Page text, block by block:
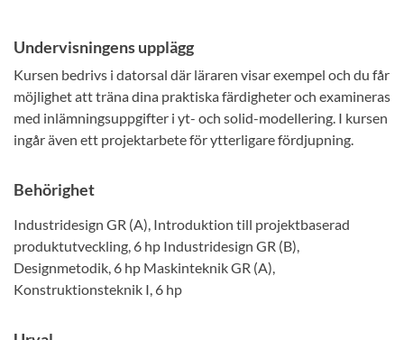
Undervisningens upplägg
Kursen bedrivs i datorsal där läraren visar exempel och du får
möjlighet att träna dina praktiska färdigheter och examineras
med inlämningsuppgifter i yt- och solid-modellering. I kursen
ingår även ett projektarbete för ytterligare fördjupning.
Behörighet
Industridesign GR (A), Introduktion till projektbaserad
produktutveckling, 6 hp Industridesign GR (B),
Designmetodik, 6 hp Maskinteknik GR (A),
Konstruktionsteknik I, 6 hp